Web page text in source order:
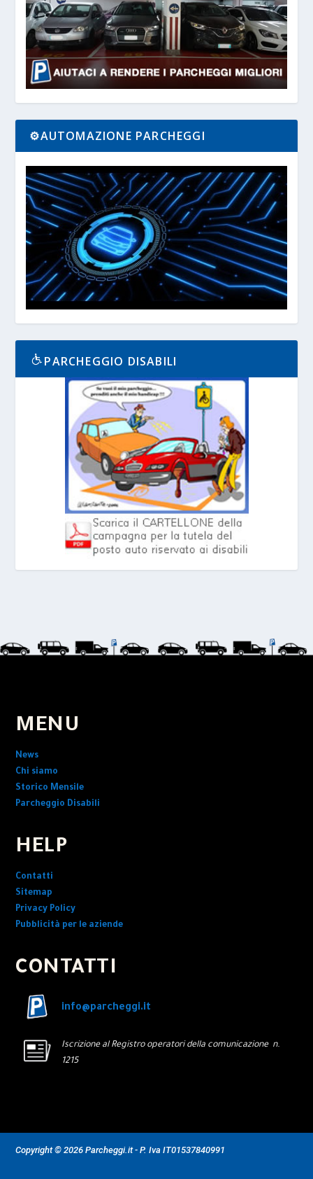
⚙️AUTOMAZIONE PARCHEGGI
PARCHEGGIO DISABILI
MENU
News
Chi siamo
Storico Mensile
Parcheggio Disabili
HELP
Contatti
Sitemap
Privacy Policy
Pubblicità per le aziende
CONTATTI
info@parcheggi.it
Iscrizione al Registro operatori della comunicazione n.
1215
Copyright © 2026 Parcheggi.it - P. Iva IT01537840991